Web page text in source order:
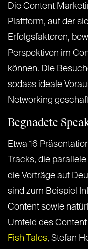
Die Content
Plattform, auf der
Erfolgsfaktoren,
Perspektiven im
können. Die
sodass ideale
Networking
Begnadete
Etwa 16
Tracks, die
die Vorträge auf
sind zum Beispiel
Content sowie
Umfeld des
Fish Tales, Stefan